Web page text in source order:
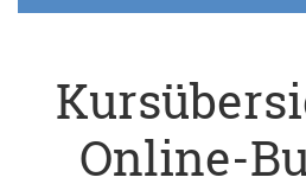
Online-